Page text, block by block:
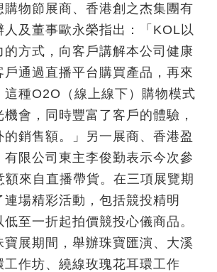
購物節展商、香港創之杰集團有
人及董事歐永榮指出：「KOL以
的方式，向客戶講解本公司健康
戶通過直播平台購買產品，再來
這種O2O（線上線下）購物模式
會，同時豐富了客戶的體驗，
銷售額。」另一展商、香港盈
有限公司東主李俊勤表示今次參
額來自直播帶貨。在三項展覽期
連場精彩活動，包括競投精明
至一折起拍價競投心儀商品。
寶展期間，舉辦珠寶匯演、大溪
工作坊、繞線玫瑰花耳環工作